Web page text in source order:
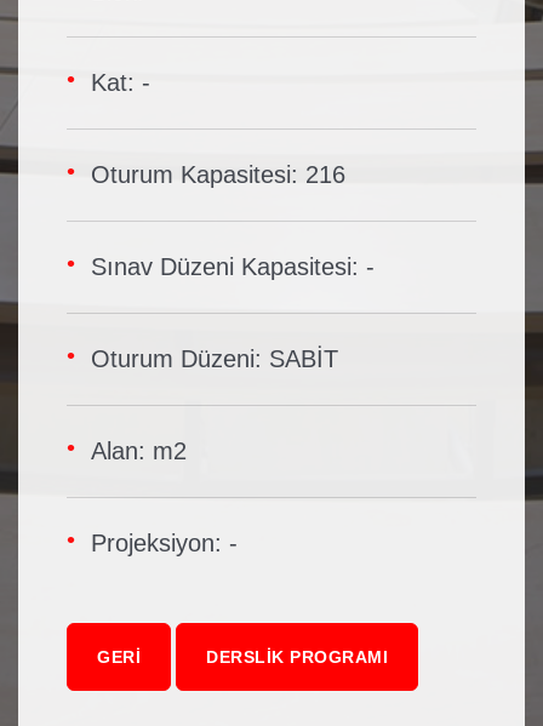
Kat: -
Oturum Kapasitesi: 216
Sınav Düzeni Kapasitesi: -
Oturum Düzeni: SABİT
Alan: m2
Projeksiyon: -
GERI DERSLIK PROGRAMI